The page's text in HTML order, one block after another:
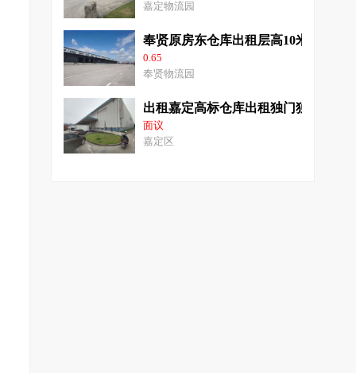
嘉定物流园
奉贤原房东仓库出租层高10米消防丙
0.65
奉贤物流园
出租嘉定高标仓库出租独门独院
面议
嘉定区